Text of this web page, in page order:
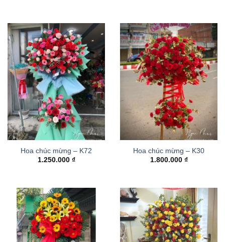
Hoa chúc mừng – K72
1.250.000 ₫
Hoa chúc mừng – K30
1.800.000 ₫